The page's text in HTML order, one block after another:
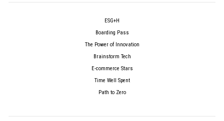
ESG+H
Boarding Pass
The Power of Innovation
Brainstorm Tech
E-commerce Stars
Time Well Spent
Path to Zero